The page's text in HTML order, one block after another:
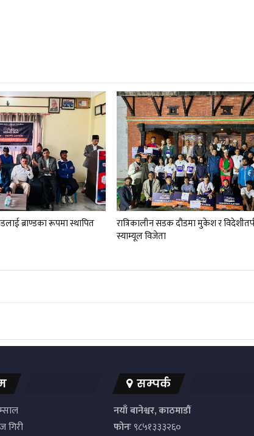
ब्राण्डका रूपमा स्थापित
रात्रिकालीन सडक दौडमा मुकेश र
स्याम्यूल विजेता
गिरी
सम्पर्क
नयाँ बानेश्वर, काठमाडौं
फोनः९८५१३३३२६०